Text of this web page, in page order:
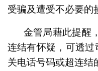
受骗及遭受不必要的
金管局藉此提醒
连结有怀疑，可透过
关电话号码或超连结